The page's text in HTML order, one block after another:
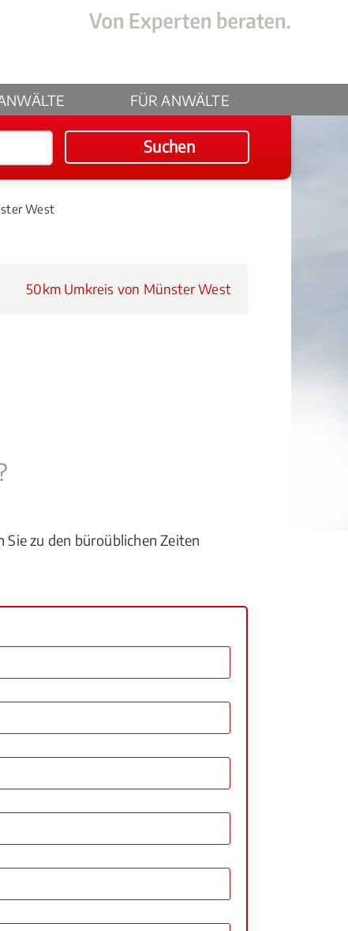
FÜR ANWÄLTE
Suchen
West
50km Umkreis von Münster West
Sie zu den büroüblichen Zeiten